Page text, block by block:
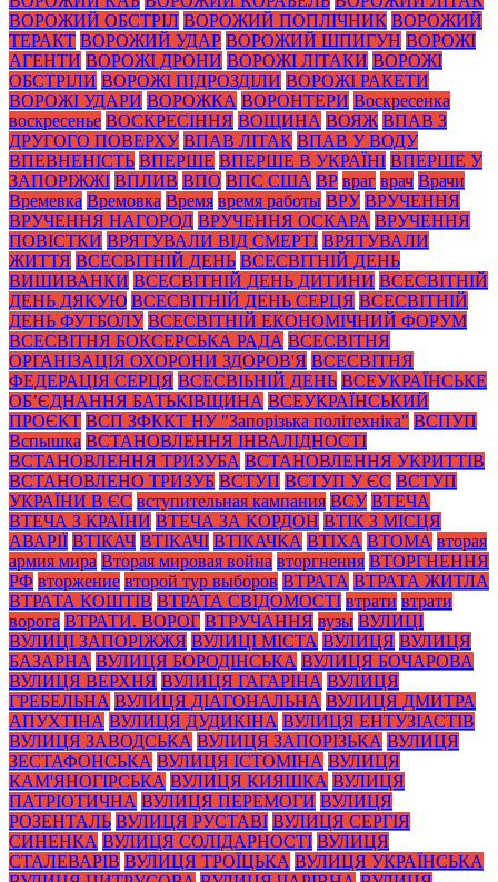
ВОРОЖИЙ ОБСТРІЛ ВОРОЖИЙ ПОПЛІЧНИК ВОРОЖИЙ
ТЕРАКТ ВОРОЖИЙ УДАР ВОРОЖИЙ ШПИГУН ВОРОЖІ
АГЕНТИ ВОРОЖІ ДРОНИ ВОРОЖІ ЛІТАКИ ВОРОЖІ
ОБСТРІЛИ ВОРОЖІ ПІДРОЗДІЛИ ВОРОЖІ РАКЕТИ
ВОРОЖІ УДАРИ ВОРОЖКА ВОРОНТЕРИ Воскресенка
воскресенье ВОСКРЕСІННЯ ВОЩИНА ВОЯЖ ВПАВ З
ДРУГОГО ПОВЕРХУ ВПАВ ЛІТАК ВПАВ У ВОДУ
ВПЕВНЕНІСТЬ ВПЕРШЕ ВПЕРШЕ В УКРАЇНІ ВПЕРШЕ У
ЗАПОРІЖЖІ ВПЛИВ ВПО ВПС США ВР враг врач Врачи
Времевка Времовка Время время работы ВРУ ВРУЧЕННЯ
ВРУЧЕННЯ НАГОРОД ВРУЧЕННЯ ОСКАРА ВРУЧЕННЯ
ПОВІСТКИ ВРЯТУВАЛИ ВІД СМЕРТІ ВРЯТУВАЛИ
ЖИТТЯ ВСЕСВІТНІЙ ДЕНЬ ВСЕСВІТНІЙ ДЕНЬ
ВИШИВАНКИ ВСЕСВІТНІЙ ДЕНЬ ДИТИНИ ВСЕСВІТНІЙ
ДЕНЬ ДЯКУЮ ВСЕСВІТНІЙ ДЕНЬ СЕРЦЯ ВСЕСВІТНІЙ
ДЕНЬ ФУТБОЛУ ВСЕСВІТНІЙ ЕКОНОМІЧНИЙ ФОРУМ
ВСЕСВІТНЯ БОКСЕРСЬКА РАДА ВСЕСВІТНЯ
ОРГАНІЗАЦІЯ ОХОРОНИ ЗДОРОВ'Я ВСЕСВІТНЯ
ФЕДЕРАЦІЯ СЕРЦЯ ВСЕСВІЬНІЙ ДЕНЬ ВСЕУКРАЇНСЬКЕ
ОБ’ЄДНАННЯ БАТЬКІВЩИНА ВСЕУКРАЇНСЬКИЙ
ПРОЄКТ ВСП ЗФККТ НУ "Запорізька політехніка" ВСПУП
Вспышка ВСТАНОВЛЕННЯ ІНВАЛІДНОСТІ
ВСТАНОВЛЕННЯ ТРИЗУБА ВСТАНОВЛЕННЯ УКРИТТІВ
ВСТАНОВЛЕНО ТРИЗУБ ВСТУП ВСТУП У ЄС ВСТУП
УКРАЇНИ В ЄС вступительная кампания ВСУ ВТЕЧА
ВТЕЧА З КРАЇНИ ВТЕЧА ЗА КОРДОН ВТІК З МІСЦЯ
АВАРІЇ ВТІКАЧ ВТІКАЧІ ВТІКАЧКА ВТІХА ВТОМА вторая
армия мира Вторая мировая война вторгнення ВТОРГНЕННЯ
РФ вторжение второй тур выборов ВТРАТА ВТРАТА ЖИТЛА
ВТРАТА КОШТІВ ВТРАТА СВІДОМОСТІ втрати втрати
ворога ВТРАТИ. ВОРОГ ВТРУЧАННЯ вузы ВУЛИЦІ
ВУЛИЦІ ЗАПОРІЖЖЯ ВУЛИЦІ МІСТА ВУЛИЦЯ ВУЛИЦЯ
БАЗАРНА ВУЛИЦЯ БОРОДІНСЬКА ВУЛИЦЯ БОЧАРОВА
ВУЛИЦЯ ВЕРХНЯ ВУЛИЦЯ ГАГАРІНА ВУЛИЦЯ
ГРЕБЕЛЬНА ВУЛИЦЯ ДІАГОНАЛЬНА ВУЛИЦЯ ДМИТРА
АПУХТІНА ВУЛИЦЯ ДУДИКІНА ВУЛИЦЯ ЕНТУЗІАСТІВ
ВУЛИЦЯ ЗАВОДСЬКА ВУЛИЦЯ ЗАПОРІЗЬКА ВУЛИЦЯ
ЗЕСТАФОНСЬКА ВУЛИЦЯ ІСТОМІНА ВУЛИЦЯ
КАМ'ЯНОГІРСЬКА ВУЛИЦЯ КИЯШКА ВУЛИЦЯ
ПАТРІОТИЧНА ВУЛИЦЯ ПЕРЕМОГИ ВУЛИЦЯ
РОЗЕНТАЛЬ ВУЛИЦЯ РУСТАВІ ВУЛИЦЯ СЕРГІЯ
СИНЕНКА ВУЛИЦЯ СОЛІДАРНОСТІ ВУЛИЦЯ
СТАЛЕВАРІВ ВУЛИЦЯ ТРОЇЦЬКА ВУЛИЦЯ УКРАЇНСЬКА